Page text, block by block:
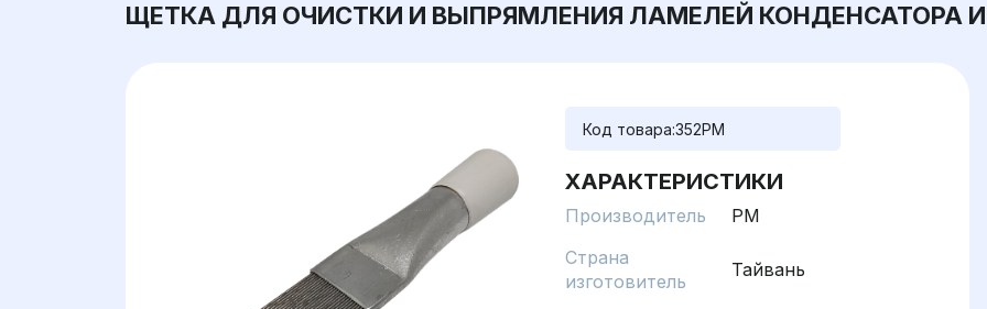
ЩЕТКА ДЛЯ ОЧИСТКИ И ВЫПРЯМЛЕНИЯ ЛАМЕЛЕЙ КОНДЕНСАТОРА И
Код товара:352PM
ХАРАКТЕРИСТИКИ
Производитель
PM
Страна
изготовитель
Тайвань